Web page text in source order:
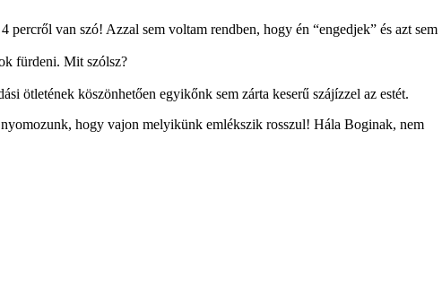
van szó! Azzal sem voltam rendben, hogy én “engedjek” és azt sem
fürdeni. Mit szólsz?
ötletének köszönhetően egyikőnk sem zárta keserű szájízzel az estét.
hogy vajon melyikünk emlékszik rosszul! Hála Boginak, nem